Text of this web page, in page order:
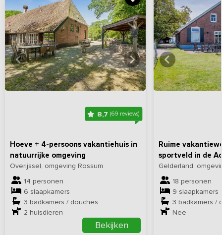
8,7 (69 reviews)
Hoeve + 4-persoons vakantiehuis in
natuurrijke omgeving
Overijssel, omgeving Rossum
14 personen
6 slaapkamers
3 badkamers / douches
2 huisdieren
Bekijken
Bekijkhieralle foto's
Ruime
sportveld in de
Gelderland,
18 personen
9 slaapkamers
3 badkamers /
Nee
Bekijk